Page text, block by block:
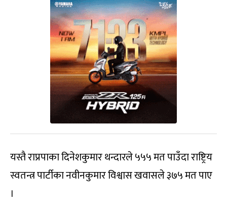
यस्तै राप्रपाका दिनेशकुमार थन्दारले ५५५ मत पाउँदा राष्ट्रिय
स्वतन्त्र पार्टीका नवीनकुमार विश्वास खवासले ३७५ मत पाए
।